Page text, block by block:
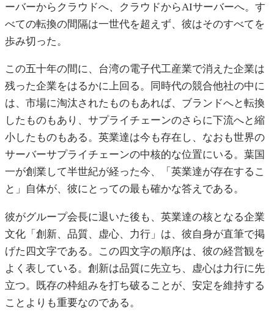
ーバーからクラウドへ、クラウドからAIサーバーへ。す
べての転換の間隔は一世代を超えず、彼はそのすべてを
歩み切った。
この五十年の間に、台湾の電子代工産業で消えた企業は
残った企業をはるかに上回る。同時代の競合他社の中に
は、市場に淘汰されたものもあれば、ブランドへと転換
したものもあり、サプライチェーンのさらに下流へと縮
小したものもある。英業達は今も存在し、なおも世界の
サーバーサプライチェーンの中核的な位置にいる。葉国
一が創業して半世紀が経った今、「英業達が存在するこ
と」自体が、彼にとっての最も確かな答えである。
彼がグループ会長に退いた後も、英業達の核となる企業
文化「創新、品質、虚心、力行」は、彼自身が直筆で掲
げた四文字である。この四文字の順序は、彼の経営観を
よく表している。創新は品質に先立ち、虚心は力行に先
立つ。既存の枠組みを打ち破ることが、安定を維持する
ことよりも重要なのである。